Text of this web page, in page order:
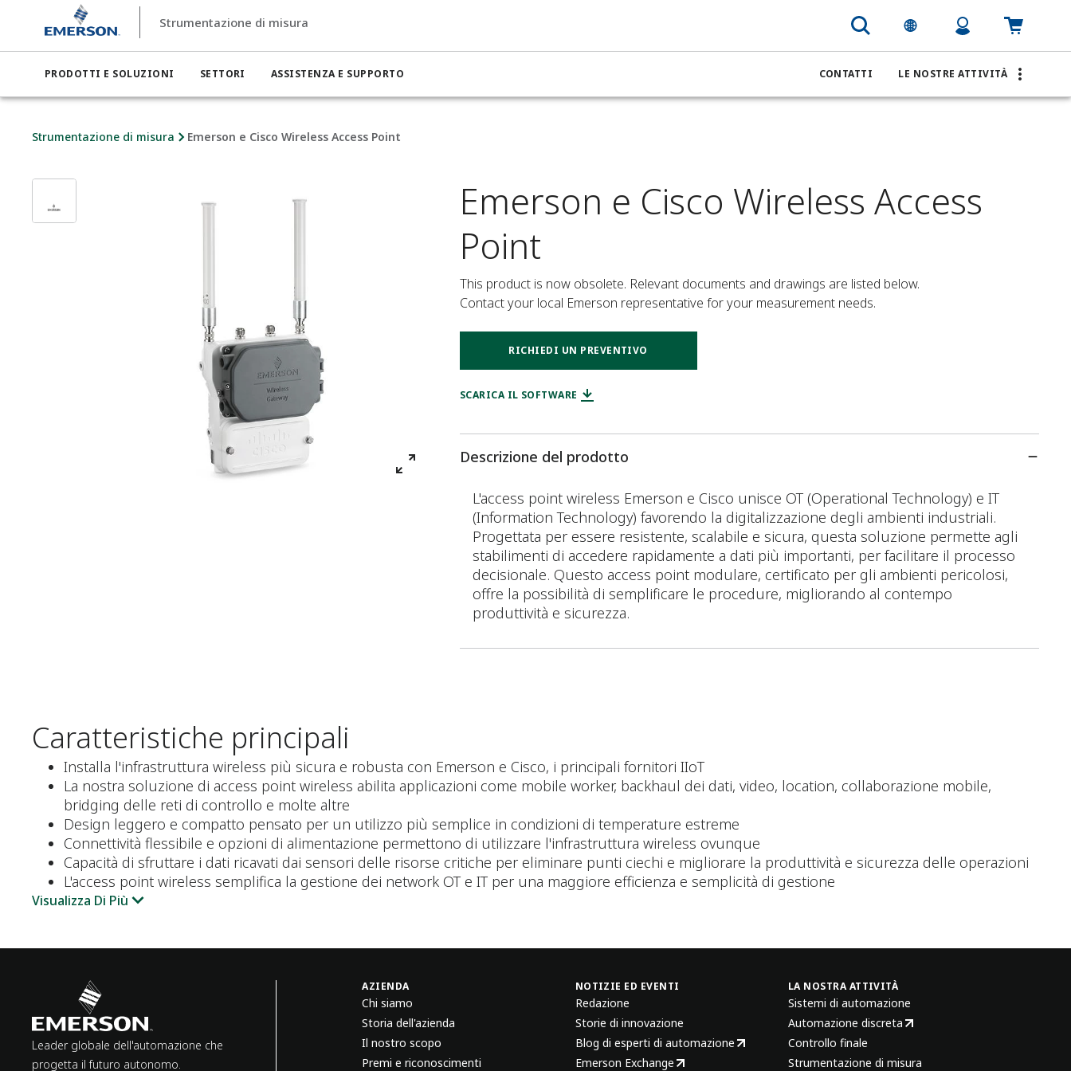
Strumentazione di misura
PRODOTTI E SOLUZIONI SETTORI ASSISTENZA E SUPPORTO CONTATTI LE NOSTRE ATTIVITÀ
Strumentazione di misura Emerson e Cisco Wireless Access Point
Emerson e Cisco Wireless Access
Point
This product is now obsolete. Relevant documents and drawings are listed below.
Contact your local Emerson representative for your measurement needs.
RICHIEDI UN PREVENTIVO
SCARICA IL SOFTWARE
Descrizione del prodotto
L'access point wireless Emerson e Cisco unisce OT (Operational Technology) e IT
(Information Technology) favorendo la digitalizzazione degli ambienti industriali.
Progettata per essere resistente, scalabile e sicura, questa soluzione permette agli
stabilimenti di accedere rapidamente a dati più importanti, per facilitare il processo
decisionale. Questo access point modulare, certificato per gli ambienti pericolosi,
offre la possibilità di semplificare le procedure, migliorando al contempo
produttività e sicurezza.
Caratteristiche principali
Installa l'infrastruttura wireless più sicura e robusta con Emerson e Cisco, i principali fornitori IIoT
La nostra soluzione di access point wireless abilita applicazioni come mobile worker, backhaul dei dati, video, location, collaborazione mobile,
bridging delle reti di controllo e molte altre
Design leggero e compatto pensato per un utilizzo più semplice in condizioni di temperature estreme
Connettività flessibile e opzioni di alimentazione permettono di utilizzare l'infrastruttura wireless ovunque
Capacità di sfruttare i dati ricavati dai sensori delle risorse critiche per eliminare punti ciechi e migliorare la produttività e sicurezza delle operazioni
L'access point wireless semplifica la gestione dei network OT e IT per una maggiore efficienza e semplicità di gestione
Visualizza Di Più
Leader globale dell'automazione che
progetta il futuro autonomo.
AZIENDA
Chi siamo
Storia dell'azienda
Il nostro scopo
Premi e riconoscimenti
NOTIZIE ED EVENTI
Redazione
Storie di innovazione
Blog di esperti di automazione
Emerson Exchange
LA NOSTRA ATTIVITÀ
Sistemi di automazione
Automazione discreta
Controllo finale
Strumentazione di misura